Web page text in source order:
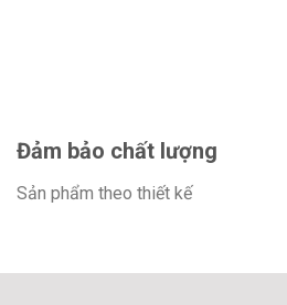
Đảm bảo chất lượng
Sản phẩm theo thiết kế